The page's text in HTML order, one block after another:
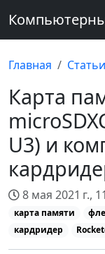
Главная Статьи
Карта
U3) и
8 мая 2021 г.,
карта памяти
кардридер